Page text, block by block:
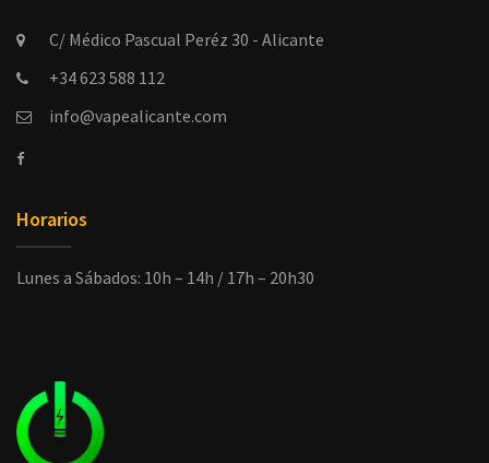
C/ Médico Pascual Peréz 30 - Alicante
+34 623 588 112
info@vapealicante.com
Horarios
Lunes a Sábados: 10h – 14h / 17h – 20h30